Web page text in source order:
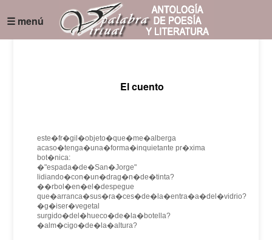
☰ menú
El cuento
este�fr�gil�objeto�que�me�alberga
acaso�tenga�una�forma�inquietante pr�xima
bot�nica:
�"espada�de�San�Jorge"
lidiando�con�un�drag�n�de�tinta?
��rbol�en�el�despegue
que�arranca�sus�ra�ces�de�la�entra�a�del�vidrio?
�g�iser�vegetal
surgido�del�hueco�de�la�botella?
�alm�cigo�de�la�altura?